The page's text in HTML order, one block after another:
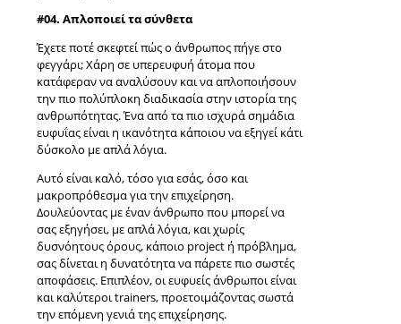
#04. Απλοποιεί τα σύνθετα
Έχετε ποτέ σκεφτεί πώς ο άνθρωπος πήγε στο
φεγγάρι; Χάρη σε υπερευφυή άτομα που
κατάφεραν να αναλύσουν και να απλοποιήσουν
την πιο πολύπλοκη διαδικασία στην ιστορία της
ανθρωπότητας. Ένα από τα πιο ισχυρά σημάδια
ευφυΐας είναι η ικανότητα κάποιου να εξηγεί κάτι
δύσκολο με απλά λόγια.
Αυτό είναι καλό, τόσο για εσάς, όσο και
μακροπρόθεσμα για την επιχείρηση.
Δουλεύοντας με έναν άνθρωπο που μπορεί να
σας εξηγήσει, με απλά λόγια, και χωρίς
δυσνόητους όρους, κάποιο project ή πρόβλημα,
σας δίνεται η δυνατότητα να πάρετε πιο σωστές
αποφάσεις. Επιπλέον, οι ευφυείς άνθρωποι είναι
και καλύτεροι trainers, προετοιμάζοντας σωστά
την επόμενη γενιά της επιχείρησης.